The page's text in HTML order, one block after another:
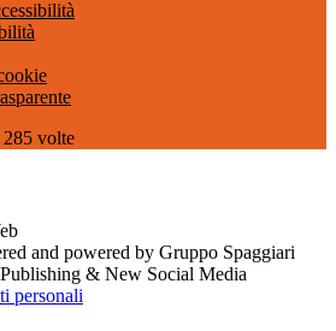
285 volte
and powered by Gruppo Spaggiari
& New Social Media
personali